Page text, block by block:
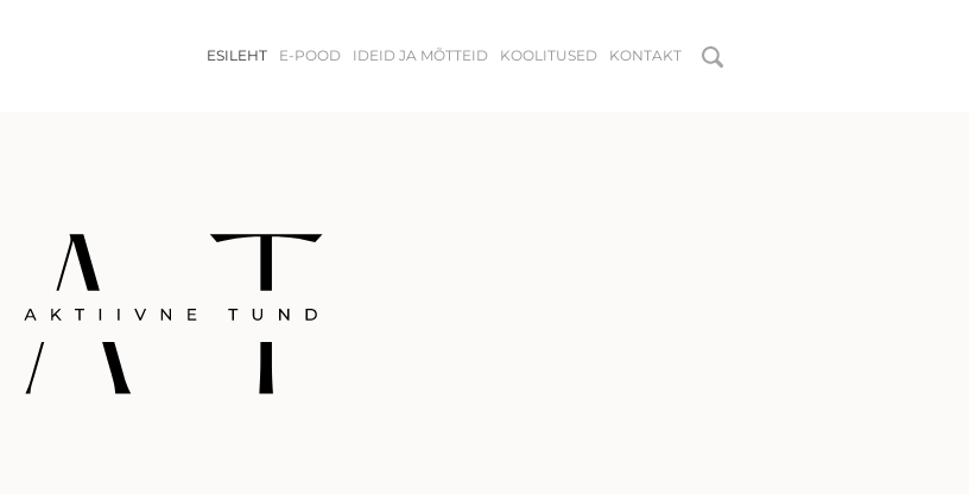
ESILEHT E-POOD IDEID JA MÕTTEID KOOLITUSED KONTAKT